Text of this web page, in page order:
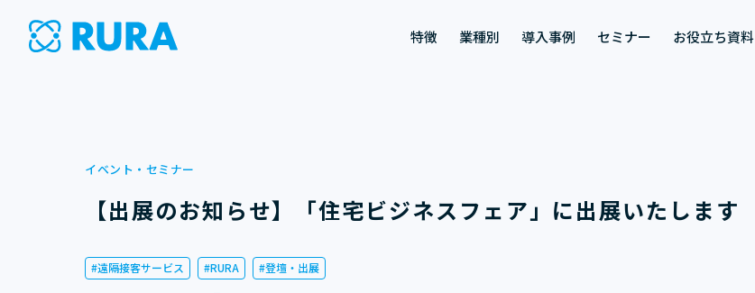
特徴 業種別 導入事例 セミナー お役立ち資料
イベント・セミナー
【出展のお知らせ】「住宅ビジネスフェア」に出展いたします
遠隔接客サービス RURA 登壇・出展